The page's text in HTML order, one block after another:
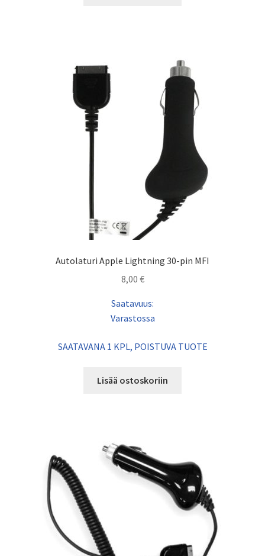
Autolaturi Apple Lightning 30-pin MFI
8,00 €
Saatavuus:
Varastossa
SAATAVANA 1 KPL, POISTUVA TUOTE
Lisää ostoskoriin